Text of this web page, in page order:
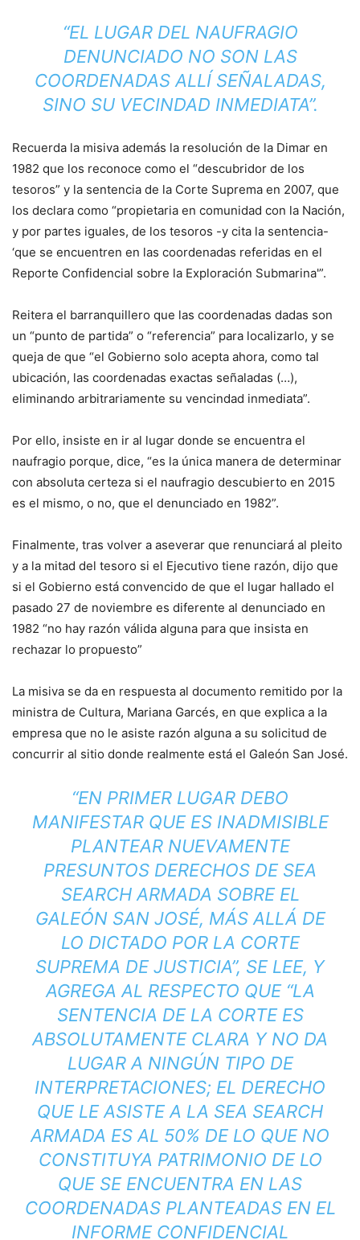
“EL LUGAR DEL NAUFRAGIO
DENUNCIADO NO SON LAS
COORDENADAS ALLÍ SEÑALADAS,
SINO SU VECINDAD INMEDIATA”.
Recuerda la misiva además la resolución de la Dimar en
1982 que los reconoce como el “descubridor de los
tesoros” y la sentencia de la Corte Suprema en 2007, que
los declara como “propietaria en comunidad con la Nación,
y por partes iguales, de los tesoros -y cita la sentencia-
‘que se encuentren en las coordenadas referidas en el
Reporte Confidencial sobre la Exploración Submarina'”.
Reitera el barranquillero que las coordenadas dadas son
un “punto de partida” o “referencia” para localizarlo, y se
queja de que “el Gobierno solo acepta ahora, como tal
ubicación, las coordenadas exactas señaladas (…),
eliminando arbitrariamente su vencindad inmediata”.
Por ello, insiste en ir al lugar donde se encuentra el
naufragio porque, dice, “es la única manera de determinar
con absoluta certeza si el naufragio descubierto en 2015
es el mismo, o no, que el denunciado en 1982”.
Finalmente, tras volver a aseverar que renunciará al pleito
y a la mitad del tesoro si el Ejecutivo tiene razón, dijo que
si el Gobierno está convencido de que el lugar hallado el
pasado 27 de noviembre es diferente al denunciado en
1982 “no hay razón válida alguna para que insista en
rechazar lo propuesto”
La misiva se da en respuesta al documento remitido por la
ministra de Cultura, Mariana Garcés, en que explica a la
empresa que no le asiste razón alguna a su solicitud de
concurrir al sitio donde realmente está el Galeón San José.
“EN PRIMER LUGAR DEBO
MANIFESTAR QUE ES INADMISIBLE
PLANTEAR NUEVAMENTE
PRESUNTOS DERECHOS DE SEA
SEARCH ARMADA SOBRE EL
GALEÓN SAN JOSÉ, MÁS ALLÁ DE
LO DICTADO POR LA CORTE
SUPREMA DE JUSTICIA”, SE LEE, Y
AGREGA AL RESPECTO QUE “LA
SENTENCIA DE LA CORTE ES
ABSOLUTAMENTE CLARA Y NO DA
LUGAR A NINGÚN TIPO DE
INTERPRETACIONES; EL DERECHO
QUE LE ASISTE A LA SEA SEARCH
ARMADA ES AL 50% DE LO QUE NO
CONSTITUYA PATRIMONIO DE LO
QUE SE ENCUENTRA EN LAS
COORDENADAS PLANTEADAS EN EL
INFORME CONFIDENCIAL